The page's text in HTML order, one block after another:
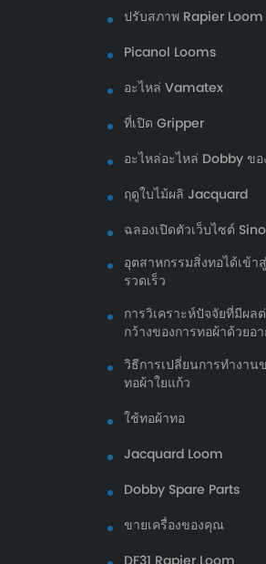
ปรับสภาพ Rapier
Picanol Looms
อะไหล่ Vamatex
ที่เปิด Gripper
อะไหล่อะไหล่ Dobby ขอ
ฤดูใบไม้ผลิ Jacquard
ฉลองเปิดตัวเว็บไซต์
อุตสาหกรรมสิ่งทอได้เข้
รวดเร็ว
การวิเคราะห์ปัจจัยที่มีผล
กว้างของการทอผ้าด้วยอ
วิธีการเปลี่ยนการทำงา
ทอผ้าใยแก้ว
ใช้ทอผ้าทอ
Jacquard Loom
Dobby Spare Parts
ขายเครื่องของคุณ